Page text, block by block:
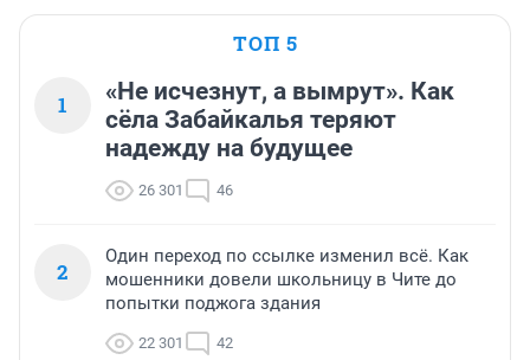
ТОП 5
1
«Не исчезнут, а вымрут». Как
сёла Забайкалья теряют
надежду на будущее
26 301 46
2
Один переход по ссылке изменил всё. Как
мошенники довели школьницу в Чите до
попытки поджога здания
22 301 42